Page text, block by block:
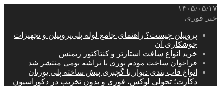
۱۴۰۵/۰۵/۱۷
خبر فوری
پروپیلن چیست؟ راهنمای جامع لوله پلی‌پروپیلن و تجهیزات
جوشکاری آن
خرید انواع سافت استارتر و کنتاکتور زیمنس
فراخوان ساخت مودم نوری با تراشه بومی منتشر شد
انواع قاب بندی دیوار با گچبری پیش ساخته پلی یورتان
دکارت؛ تحولی لوکس، فوری و بدون تخریب در دکوراسیون